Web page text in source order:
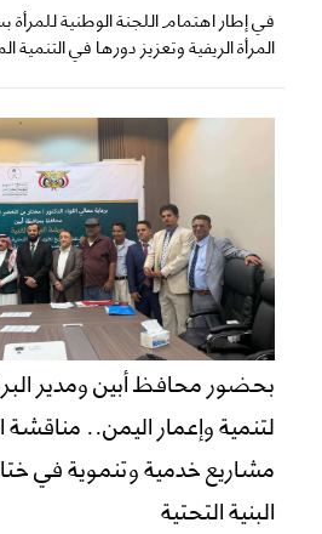
في إطار اهتمام اللجنة الوطنية
المرأة الريفية وتعزيز دورها في
بحضور محافظ أبين ومدير
لتنمية وإعمار اليمن..
مشاريع خدمية وتنموية في
البنية التحتية